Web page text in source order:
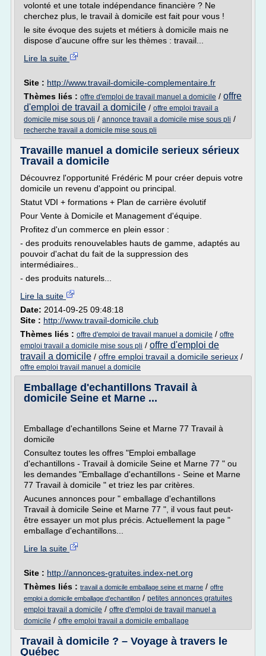
volonté et une totale indépendance financière ? Ne
cherchez plus, le travail à domicile est fait pour vous !
le site évoque des sujets et métiers à domicile mais ne
dispose d'aucune offre sur les thèmes : travail...
Lire la suite
Site : http://www.travail-domicile-complementaire.fr
Thèmes liés : offre d'emploi de travail manuel a domicile / offre
d'emploi de travail a domicile / offre emploi travail a
domicile mise sous pli / annonce travail a domicile mise sous pli /
recherche travail a domicile mise sous pli
Travaille manuel a domicile serieux sérieux
Travail a domicile
Découvrez l'opportunité Frédéric M pour créer depuis votre
domicile un revenu d'appoint ou principal.
Statut VDI + formations + Plan de carrière évolutif
Pour Vente à Domicile et Management d'équipe.
Profitez d'un commerce en plein essor :
- des produits renouvelables hauts de gamme, adaptés au
pouvoir d'achat du fait de la suppression des
intermédiaires..
- des produits naturels...
Lire la suite
Date: 2014-09-25 09:48:18
Site : http://www.travail-domicile.club
Thèmes liés : offre d'emploi de travail manuel a domicile / offre
emploi travail a domicile mise sous pli / offre d'emploi de
travail a domicile / offre emploi travail a domicile serieux /
offre emploi travail manuel a domicile
Emballage d'echantillons Travail à
domicile Seine et Marne ...
Emballage d'echantillons Seine et Marne 77 Travail à
domicile
Consultez toutes les offres "Emploi emballage
d'echantillons - Travail à domicile Seine et Marne 77 " ou
les demandes "Emballage d'echantillons - Seine et Marne
77 Travail à domicile " et triez les par critères.
Aucunes annonces pour " emballage d'echantillons
Travail à domicile Seine et Marne 77 ", il vous faut peut-
être essayer un mot plus précis. Actuellement la page "
emballage d'echantillons...
Lire la suite
Site : http://annonces-gratuites.index-net.org
Thèmes liés : travail a domicile emballage seine et marne / offre
emploi a domicile emballage d'echantillon / petites annonces gratuites
emploi travail a domicile / offre d'emploi de travail manuel a
domicile / offre emploi travail a domicile emballage
Travail à domicile ? – Voyage à travers le
Québec